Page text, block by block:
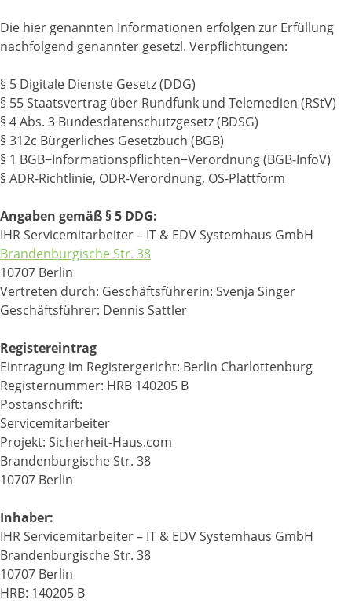
Die hier genannten Informationen erfolgen zur Erfüllung
nachfolgend genannter gesetzl. Verpflichtungen:
§ 5 Digitale Dienste Gesetz (DDG)
§ 55 Staatsvertrag über Rundfunk und Telemedien (RStV)
§ 4 Abs. 3 Bundesdatenschutzgesetz (BDSG)
§ 312c Bürgerliches Gesetzbuch (BGB)
§ 1 BGB−Informationspflichten−Verordnung (BGB-InfoV)
§ ADR-Richtlinie, ODR-Verordnung, OS-Plattform
Angaben gemäß § 5 DDG:
IHR Servicemitarbeiter – IT & EDV Systemhaus GmbH
Brandenburgische Str. 38
10707 Berlin
Vertreten durch: Geschäftsführerin: Svenja Singer
Geschäftsführer: Dennis Sattler
Registereintrag
Eintragung im Registergericht: Berlin Charlottenburg
Registernummer: HRB 140205 B
Postanschrift:
Servicemitarbeiter
Projekt: Sicherheit-Haus.com
Brandenburgische Str. 38
10707 Berlin
Inhaber:
IHR Servicemitarbeiter – IT & EDV Systemhaus GmbH
Brandenburgische Str. 38
10707 Berlin
HRB: 140205 B